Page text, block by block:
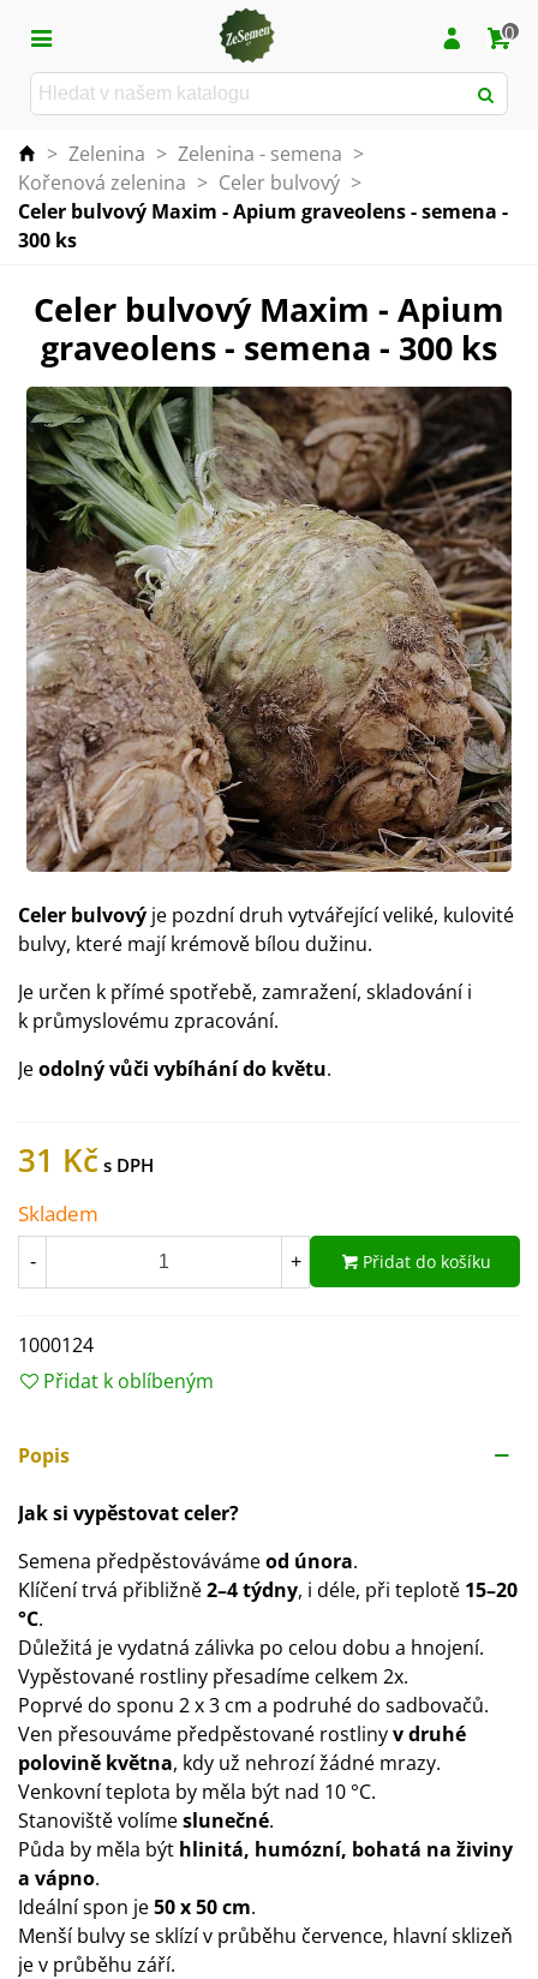
0
> Zelenina > Zelenina - semena >
Kořenová zelenina > Celer bulvový >
Celer bulvový Maxim - Apium graveolens - semena -
300 ks
Celer bulvový Maxim - Apium
graveolens - semena - 300 ks
Celer bulvový je pozdní druh vytvářející veliké, kulovité
bulvy, které mají krémově bílou dužinu.
Je určen k přímé spotřebě, zamražení, skladování i
k průmyslovému zpracování.
Jeodolný vůči vybíhání do květu.
31 Kč
Skladem
- + Přidat do košíku
1000124
Přidat k oblíbeným
Popis
Jak si vypěstovat celer?
Semena předpěstovávámeod února.
Klíčení trvá přibližně2–4 týdny, i déle, při teplotě 15–20
°C.
Důležitá je vydatná zálivka po celou dobu a hnojení.
Vypěstované rostliny přesadíme celkem 2x.
Poprvé do sponu 2 x 3 cm a podruhé do sadbovačů.
Ven přesouváme předpěstované rostlinyv druhé
polovině května, kdy už nehrozí žádné mrazy.
Venkovní teplota by měla být nad 10 °C.
Stanoviště volímeslunečné.
Půda by měla být hlinitá, humózní, bohatá na živiny
a vápno.
Ideální spon je50 x 50 cm.
Menší bulvy se sklízí v průběhu července, hlavní sklizeň
je v průběhu září.